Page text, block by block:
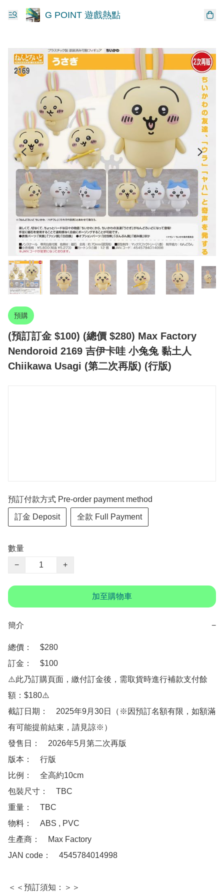
G POINT 遊戲熱點
預購
(預訂訂金 $100) (總價 $280) Max Factory
Nendoroid 2169 吉伊卡哇 小兔兔 黏土人
Chiikawa Usagi (第二次再版) (行版)
預訂付款方式 Pre-order payment method
訂金 Deposit 全款 Full Payment
數量
−
+
加至購物車
簡介 −
總價：　$280
訂金：　$100
⚠️此乃訂購頁面，繳付訂金後，需取貨時進行補款支付餘
額：$180⚠️
截訂日期：　2025年9月30日（※因預訂名額有限，如額滿
有可能提前結束，請見諒※）
發售日：　2026年5月第二次再版
版本：　行版
比例：　全高約10cm
包裝尺寸：　TBC
重量：　TBC
物料：　ABS , PVC
生產商：　Max Factory
JAN code：　4545784014998
＜＜預訂須知：＞＞